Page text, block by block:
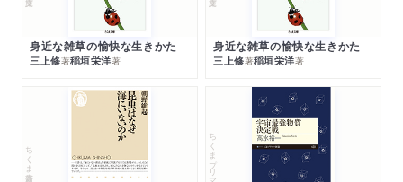
身近な雑草の愉快な生きかた
三上修著稲垣栄洋著
身近な雑草の愉快な生きかた
三上修著稲垣栄洋著
ちくま新書 ちくまプリマー新書